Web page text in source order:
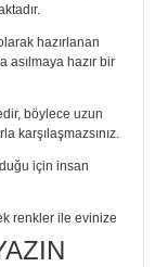
hazırlanan
asılmaya hazır bir
böylece uzun
karşılaşmazsınız.
için insan
renkler ile evinize